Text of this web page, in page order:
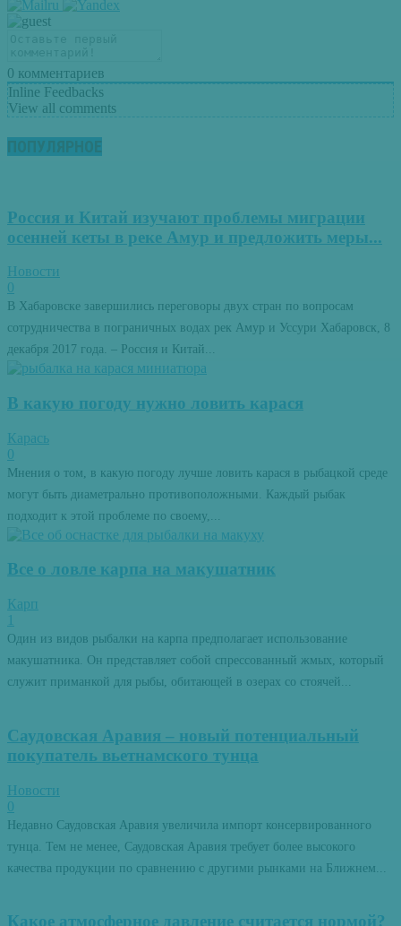
0 комментариев
Inline Feedbacks
View all comments
ПОПУЛЯРНОЕ
Россия и Китай изучают проблемы миграции
осенней кеты в реке Амур и предложить меры...
Новости
0
В Хабаровске завершились переговоры двух стран по вопросам
сотрудничества в пограничных водах рек Амур и Уссури Хабаровск, 8
декабря 2017 года. – Россия и Китай...
В какую погоду нужно ловить карася
Карась
0
Мнения о том, в какую погоду лучше ловить карася в рыбацкой среде
могут быть диаметрально противоположными. Каждый рыбак
подходит к этой проблеме по своему,...
Все о ловле карпа на макушатник
Карп
1
Один из видов рыбалки на карпа предполагает использование
макушатника. Он представляет собой спрессованный жмых, который
служит приманкой для рыбы, обитающей в озерах со стоячей...
Саудовская Аравия – новый потенциальный
покупатель вьетнамского тунца
Новости
0
Недавно Саудовская Аравия увеличила импорт консервированного
тунца. Тем не менее, Саудовская Аравия требует более высокого
качества продукции по сравнению с другими рынками на Ближнем...
Какое атмосферное давление считается нормой?